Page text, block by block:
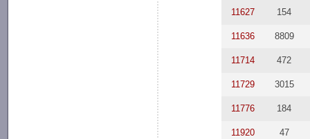
11627 154
11636 8809
11714 472
11729 3015
11776 184
11920 47